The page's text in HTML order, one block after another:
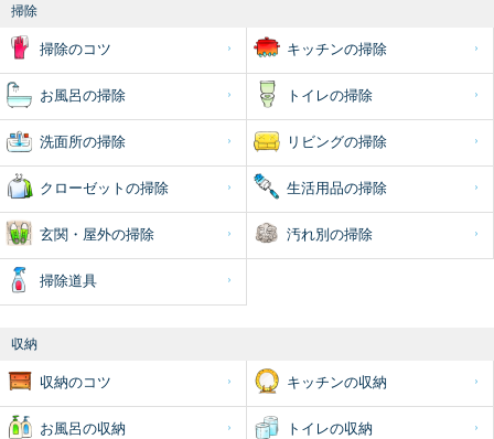
掃除
掃除のコツ キッチンの掃除
お風呂の掃除 トイレの掃除
洗面所の掃除 リビングの掃除
クローゼットの掃除 生活用品の掃除
玄関・屋外の掃除 汚れ別の掃除
掃除道具
収納
収納のコツ キッチンの収納
お風呂の収納 トイレの収納